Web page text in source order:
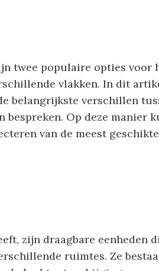
twee populaire opties voor
vlakken. In dit
belangrijkste verschillen
Op deze manier
van de meest
zijn draagbare eenheden
ruimtes. Ze